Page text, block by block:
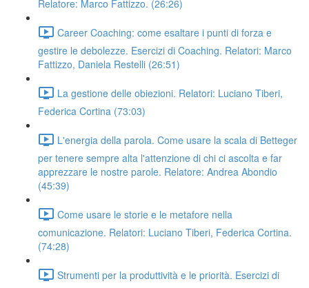
Relatore: Marco Fattizzo. (26:26)
Career Coaching: come esaltare i punti di forza e
gestire le debolezze. Esercizi di Coaching. Relatori: Marco
Fattizzo, Daniela Restelli (26:51)
La gestione delle obiezioni. Relatori: Luciano Tiberi,
Federica Cortina (73:03)
L'energia della parola. Come usare la scala di Betteger
per tenere sempre alta l'attenzione di chi ci ascolta e far
apprezzare le nostre parole. Relatore: Andrea Abondio
(45:39)
Come usare le storie e le metafore nella
comunicazione. Relatori: Luciano Tiberi, Federica Cortina.
(74:28)
Strumenti per la produttività e le priorità. Esercizi di